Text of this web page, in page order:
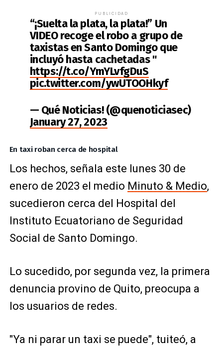
PUBLICIDAD
“¡Suelta la plata, la plata!” Un
VIDEO recoge el robo a grupo de
taxistas en Santo Domingo que
incluyó hasta cachetadas "
https://t.co/YmYLvfgDuS
pic.twitter.com/ywUTOOHkyf
— Qué Noticias! (@quenoticiasec)
January 27, 2023
En taxi roban cerca de hospital
Los hechos, señala este lunes 30 de
enero de 2023 el medio Minuto & Medio,
sucedieron cerca del Hospital del
Instituto Ecuatoriano de Seguridad
Social de Santo Domingo.
Lo sucedido, por segunda vez, la primera
denuncia provino de Quito, preocupa a
los usuarios de redes.
"Ya ni parar un taxi se puede", tuiteó, a